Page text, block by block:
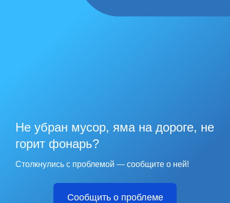
Не убран мусор, яма на дороге, не
горит фонарь?
Столкнулись с проблемой — сообщите о ней!
Сообщить о проблеме